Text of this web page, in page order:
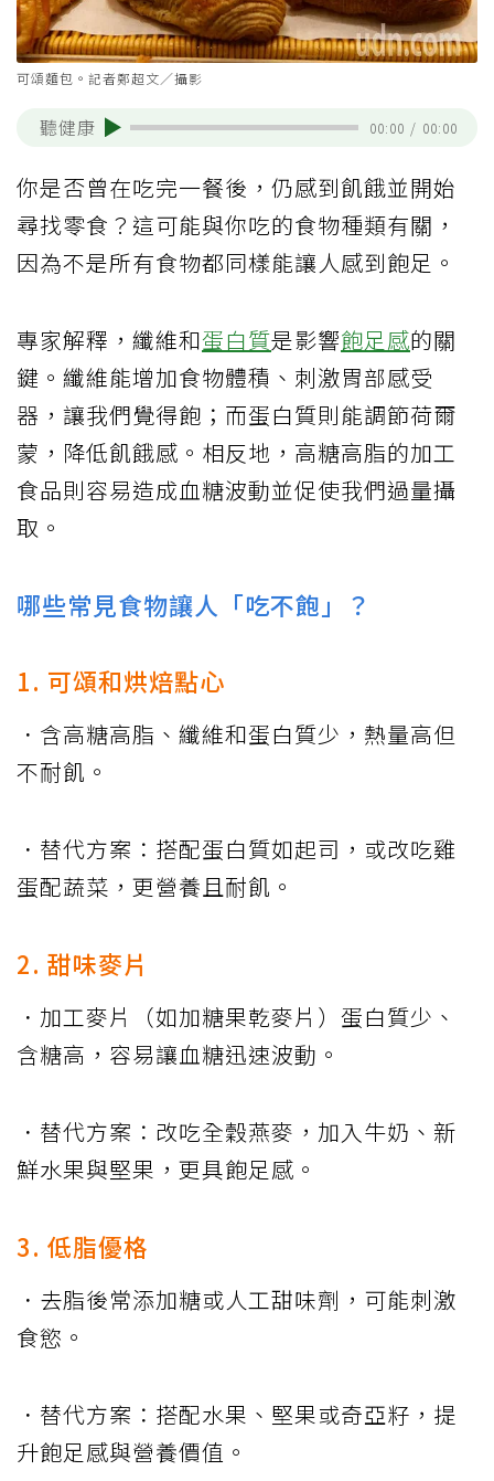
可頌麵包。記者鄭超文／攝影
聽健康 00:00 / 00:00
你是否曾在吃完一餐後，仍感到飢餓並開始
尋找零食？這可能與你吃的食物種類有關，
因為不是所有食物都同樣能讓人感到飽足。
專家解釋，纖維和蛋白質是影響飽足感的關
鍵。纖維能增加食物體積、刺激胃部感受
器，讓我們覺得飽；而蛋白質則能調節荷爾
蒙，降低飢餓感。相反地，高糖高脂的加工
食品則容易造成血糖波動並促使我們過量攝
取。
哪些常見食物讓人「吃不飽」？
1. 可頌和烘焙點心
．含高糖高脂、纖維和蛋白質少，熱量高但
不耐飢。
．替代方案：搭配蛋白質如起司，或改吃雞
蛋配蔬菜，更營養且耐飢。
2. 甜味麥片
．加工麥片（如加糖果乾麥片）蛋白質少、
含糖高，容易讓血糖迅速波動。
．替代方案：改吃全穀燕麥，加入牛奶、新
鮮水果與堅果，更具飽足感。
3. 低脂優格
．去脂後常添加糖或人工甜味劑，可能刺激
食慾。
．替代方案：搭配水果、堅果或奇亞籽，提
升飽足感與營養價值。